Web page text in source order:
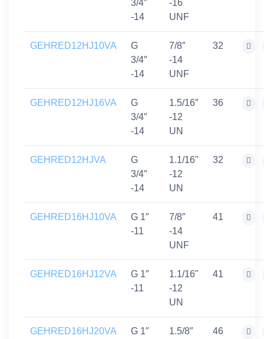
3/4″
-14
-16
UNF
GEHRED12HJ10VA
G
3/4″
-14
7/8″
-14
UNF
32
GEHRED12HJ16VA
G
3/4″
-14
1.5/16″
-12
UN
36
GEHRED12HJVA
G
3/4″
-14
1.1/16"
-12
UN
32
GEHRED16HJ10VA
G 1″
-11
7/8″
-14
UNF
41
GEHRED16HJ12VA
G 1″
-11
1.1/16"
-12
UN
41
GEHRED16HJ20VA
G 1″
1.5/8″
46